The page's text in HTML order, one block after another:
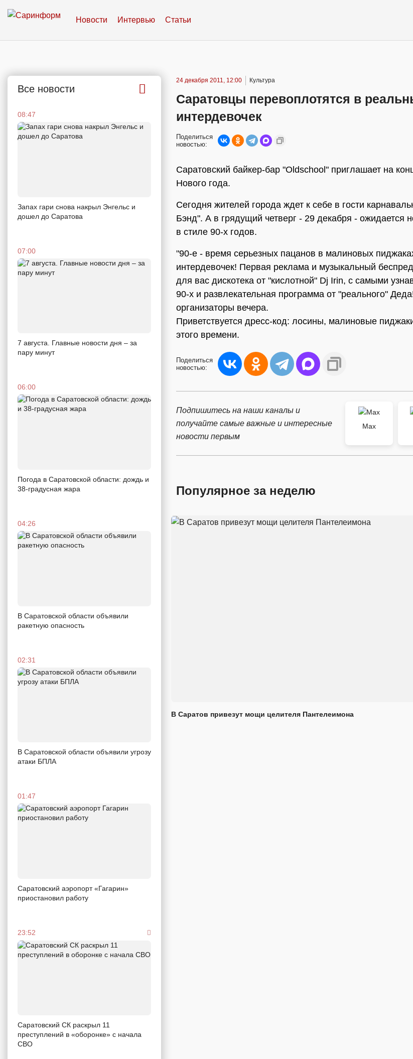
Новости Интервью Статьи
Все новости
08:47
Запах гари снова накрыл Энгельс и
дошел до Саратова
07:00
7 августа. Главные новости дня – за
пару минут
06:00
Погода в Саратовской области: дождь и
38-градусная жара
04:26
В Саратовской области объявили
ракетную опасность
02:31
В Саратовской области объявили угрозу
атаки БПЛА
01:47
Саратовский аэропорт «Гагарин»
приостановил работу
23:52
Саратовский СК раскрыл 11
преступлений в «оборонке» с начала
СВО
24 декабря 2011, 12:00 Культура
Саратовцы перевоплотятся в
интердевочек
Поделиться
новостью:
Саратовский байкер-бар "Oldschool" приглашает на
Нового года.
Сегодня жителей города ждет к себе в гости
Бэнд". А в грядущий четверг - 29 декабря - ожидается
в стиле 90-х годов.
"90-е - время серьезных пацанов в малиновых
интердевочек! Первая реклама и музыкальный
для вас дискотека от "кислотной" Dj Irin, с самыми
90-х и развлекательная программа от "реального"
организаторы вечера.
Приветствуется дресс-код: лосины, малиновые
этого времени.
Поделиться
новостью:
Подпишитесь на наши каналы и
получайте самые важные и интересные
новости первым
Max
Популярное за неделю
В Саратов привезут мощи целителя Пантелеимона